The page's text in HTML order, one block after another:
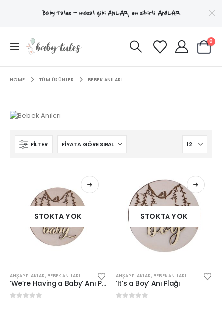
Baby Tales - masal gibiANLAR, en sihirli ANILAR
0
HOME TÜM ÜRÜNLER BEBEK ANILARI
FILTER
STOKTA YOK
AHŞAP PLAKLAR, BEBEK ANILARI
‘We’re Having a Baby’ Anı Plağı
STOKTA YOK
AHŞAP PLAKLAR, BEBEK ANILARI
‘It’s a Boy’ Anı Plağı